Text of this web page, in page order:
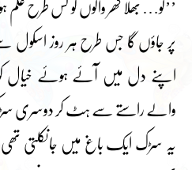
’’لو… بھلا گھر والوں کو کس طرح
پر جاؤں گا جس طرح ہر روز اسکول
اپنے دل میں آئے ہوئے خیال
والے راستے سے ہٹ کر دوسری سڑک
یہ سڑک ایک باغ میں جانکلتی